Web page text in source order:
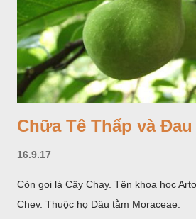
Chữa Tê Thấp và
16.9.17
Còn gọi là Cây Chay. Tên khoa học
Chev. Thuộc họ Dâu tằm Moraceae.